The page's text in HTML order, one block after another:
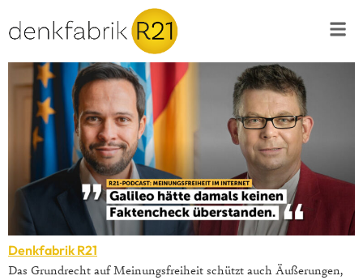
Denkfabrik R21
Das Grundrecht auf Meinungsfreiheit schützt auch Äußerungen,